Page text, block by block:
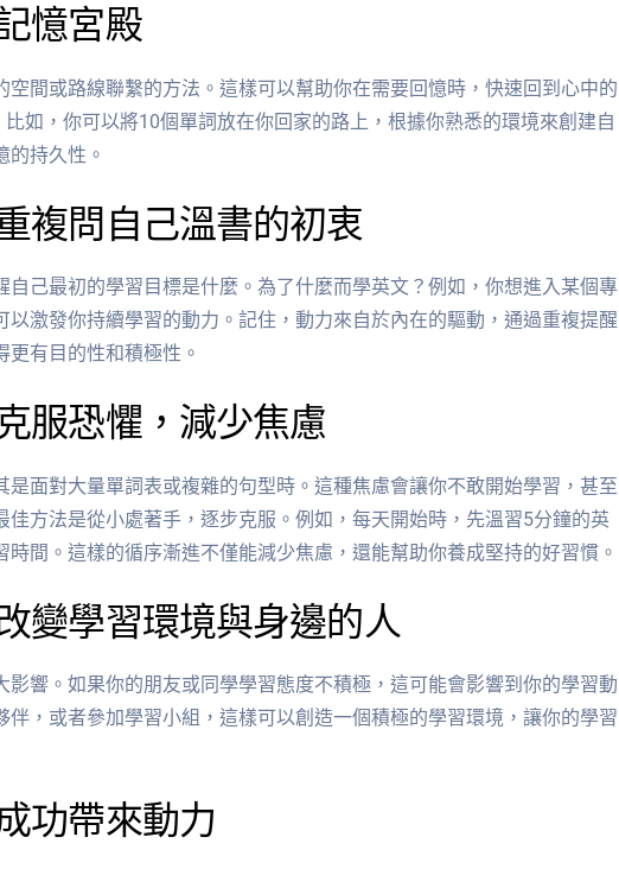
憶宮殿
間或路線聯繫的方法。這樣可以幫助你在需要回憶時，快速回到心中的
如，你可以將10個單詞放在你回家的路上，根據你熟悉的環境來創建自
的持久性。
複問自己溫書的初衷
己最初的學習目標是什麼。為了什麼而學英文？例如，你想進入某個專
以激發你持續學習的動力。記住，動力來自於內在的驅動，通過重複提醒
有目的性和積極性。
服恐懼，減少焦慮
是面對大量單詞表或複雜的句型時。這種焦慮會讓你不敢開始學習，甚至
方法是從小處著手，逐步克服。例如，每天開始時，先溫習5分鐘的英
間。這樣的循序漸進不僅能減少焦慮，還能幫助你養成堅持的好習慣。
變學習環境與身邊的人
響。如果你的朋友或同學學習態度不積極，這可能會影響到你的學習動
伴，或者參加學習小組，這樣可以創造一個積極的學習環境，讓你的學習
功帶來動力